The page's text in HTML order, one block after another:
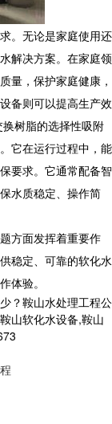
。无论是家庭使用还
解决方案。在家庭领
量，保护家庭健康，
备则可以提高生产效
树脂的选择性吸附
它在运行过程中，能
要求。它通常配备智
水质稳定、操作简
方面发挥着重要作
稳定、可靠的软化水
体验。
？鞍山水处理工程公
山软化水设备,鞍山